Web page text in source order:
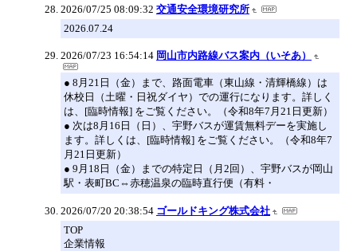
2026/07/25 08:09:32 交通安全環境研究所
2026.07.24
2026/07/23 16:54:14 岡山市内路線バス案内（いそあ）
● 8月21日（金）まで、路面電車（東山線・清輝橋線）は
休校日（土曜・日祝ダイヤ）での運行になります。詳しく
は、[臨時情報] をご覧ください。（令和8年7月21日更新）
● 次は8月16日（日）、宇野バスが運賃無料デーを実施し
ます。詳しくは、[臨時情報] をご覧ください。（令和8年7
月21日更新）
● 9月18日（金）までの特定日（月2回）、宇野バスが岡山
駅・表町BC⇔赤穂温泉の臨時直行便（有料・
2026/07/20 20:38:54 ゴールドキング株式会社
TOP
企業情報